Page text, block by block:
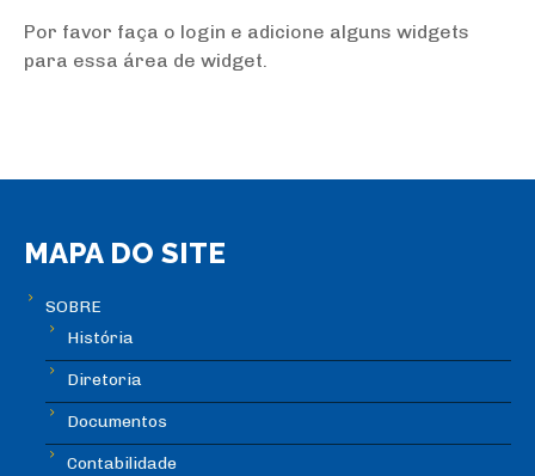
Por favor faça o login e adicione alguns widgets
para essa área de widget.
MAPA DO SITE
SOBRE
História
Diretoria
Documentos
Contabilidade